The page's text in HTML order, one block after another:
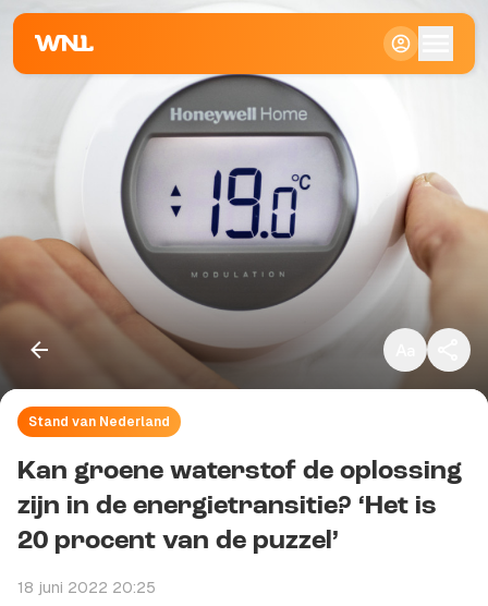
Klein
Stand van Nederland
Kan groene waterstof de oplossing
zijn in de energietransitie? ‘Het is
20 procent van de puzzel’
18 juni 2022 20:25